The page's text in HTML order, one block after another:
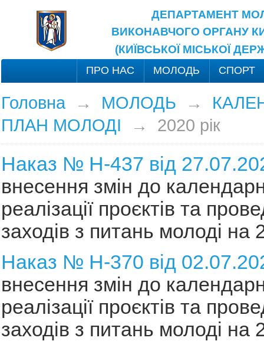
ДЕПАРТАМЕНТ
ВИКОНАВЧОГО ОРГАНУ
(КИЇВСЬКОЇ МІСЬКОЇ
ПРО НАС МОЛОДЬ СПОРТ
Головна→ МОЛОДЬ →
ПЛАН МОЛОДІ → 2020 рік
Наказ № Н-437 від
внесення змін до
реалізації проєктів та
заходів з питань молоді на
Наказ № Н-370 від
внесення змін до
реалізації проєктів та
заходів з питань молоді на